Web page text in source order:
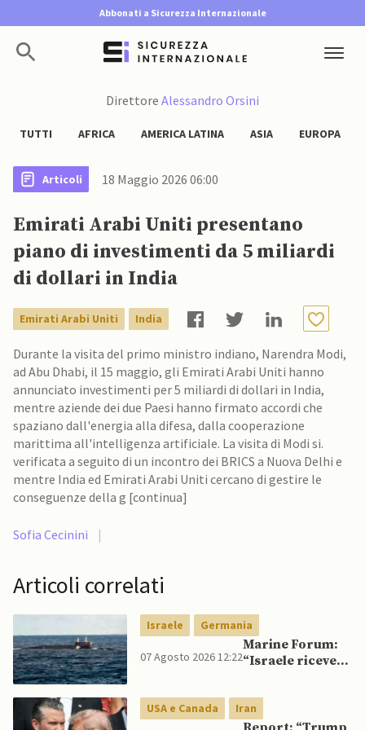
Abbonati a Sicurezza Internazionale
Direttore Alessandro Orsini
TUTTI AFRICA AMERICA LATINA ASIA EUROPA
Articoli 18 Maggio 2026 06:00
Emirati Arabi Uniti presentano
piano di investimenti da 5 miliardi
di dollari in India
Emirati Arabi Uniti India
Durante la visita del primo ministro indiano, Narendra Modi,
ad Abu Dhabi, il 15 maggio, gli Emirati Arabi Uniti hanno
annunciato investimenti per 5 miliardi di dollari in India,
mentre aziende dei due Paesi hanno firmato accordi che
spaziano dall'energia alla difesa, dalla cooperazione
marittima all'intelligenza artificiale. La visita di Modi si.
verificata a seguito di un incontro dei BRICS a Nuova Delhi e
mentre India ed Emirati Arabi Uniti cercano di gestire le
conseguenze della g [continua]
Sofia Cecinini |
Articoli correlati
Israele Germania
07 Agosto 2026 12:22
Marine Forum:
“Israele riceve
sottomarino INS
Drakon dopo 14
anni”
USA e Canada Iran